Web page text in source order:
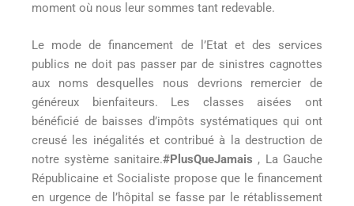
moment où nous leur sommes tant redevable.
Le mode de financement de l’Etat et des services
publics ne doit pas passer par de sinistres cagnottes
aux noms desquelles nous devrions remercier de
généreux bienfaiteurs. Les classes aisées ont
bénéficié de baisses d’impôts systématiques qui ont
creusé les inégalités et contribué à la destruction de
notre système sanitaire.#PlusQueJamais , La Gauche
Républicaine et Socialiste propose que le financement
en urgence de l’hôpital se fasse par le rétablissement